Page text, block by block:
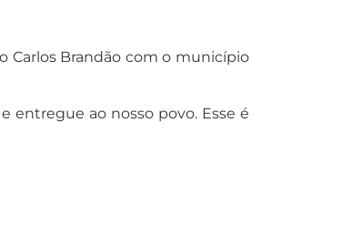
Carlos Brandão com o município
entregue ao nosso povo. Esse é